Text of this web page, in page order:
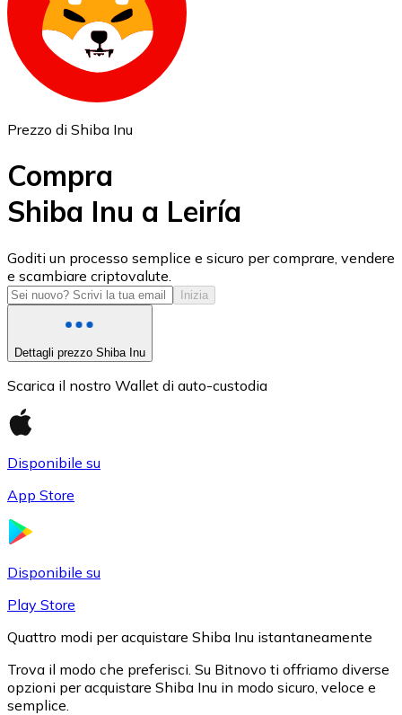
ETH
USD Coin
USDC
Prezzo di Shiba Inu
Compra
Shiba Inu a Leiría
Goditi un processo semplice e sicuro per comprare, vendere
e scambiare criptovalute.
Inizia
Dettagli prezzo Shiba Inu
Scarica il nostro Wallet di auto-custodia
Disponibile su
App Store
Disponibile su
Play Store
Quattro modi per acquistare Shiba Inu istantaneamente
Trova il modo che preferisci. Su Bitnovo ti offriamo diverse
opzioni per acquistare Shiba Inu in modo sicuro, veloce e
semplice.